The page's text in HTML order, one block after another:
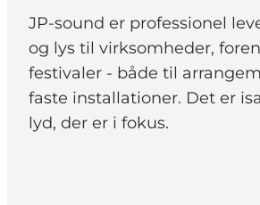
Vores Byer
Mad & Overnatning
Køb billet
Planlæg din ferie
JP-sound er professionel
og lys til virksomheder,
festivaler - både til
faste installationer. Det er
lyd, der er i fokus.